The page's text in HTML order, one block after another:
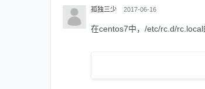
孤独三少 2017-06-16
在centos7中，/etc/rc.d/